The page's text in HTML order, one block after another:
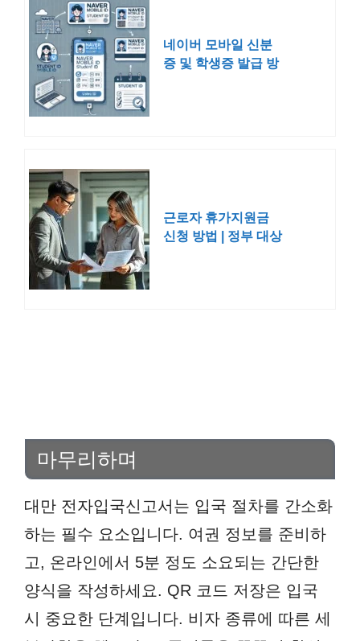
네이버 모바일 신분
증 및 학생증 발급 방
근로자 휴가지원금
신청 방법 | 정부 대상
마무리하며
대만 전자입국신고서는 입국 절차를 간소화
하는 필수 요소입니다. 여권 정보를 준비하
고, 온라인에서 5분 정도 소요되는 간단한
양식을 작성하세요. QR 코드 저장은 입국
시 중요한 단계입니다. 비자 종류에 따른 세